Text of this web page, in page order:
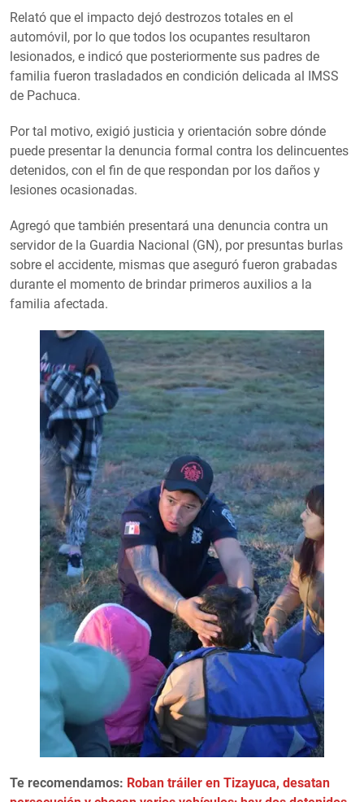
Relató que el impacto dejó destrozos totales en el
automóvil, por lo que todos los ocupantes resultaron
lesionados, e indicó que posteriormente sus padres de
familia fueron trasladados en condición delicada al IMSS
de Pachuca.
Por tal motivo, exigió justicia y orientación sobre dónde
puede presentar la denuncia formal contra los delincuentes
detenidos, con el fin de que respondan por los daños y
lesiones ocasionadas.
Agregó que también presentará una denuncia contra un
servidor de la Guardia Nacional (GN), por presuntas burlas
sobre el accidente, mismas que aseguró fueron grabadas
durante el momento de brindar primeros auxilios a la
familia afectada.
Te recomendamos: Roban tráiler en Tizayuca, desatan